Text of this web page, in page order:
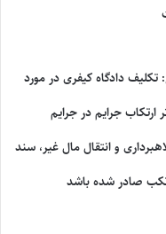
دادگاه کیفری در مورد
ارتکاب جرایم در جرایم
و انتقال مال غیر، سند
صادر شده باشد